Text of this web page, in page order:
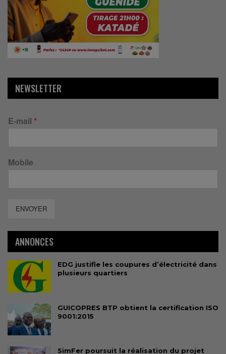
NEWSLETTER
E-mail *
Mobile
ENVOYER
ANNONCES
EDG justifie les coupures d’électricité dans
plusieurs quartiers
GUICOPRES BTP obtient la certification ISO
9001:2015
SimFer poursuit la réalisation du projet